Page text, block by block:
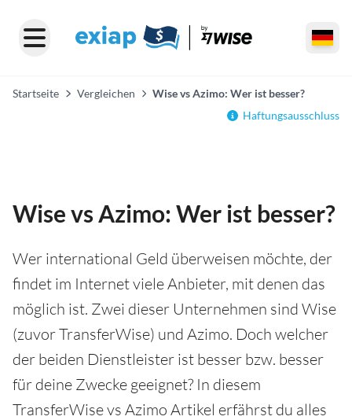
Startseite Vergleichen
Wise vs Azimo: Wer ist besser?
Haftungsausschluss
Wise vs Azimo: Wer ist besser?
Wer international Geld überweisen möchte, der
findet im Internet viele Anbieter, mit denen das
möglich ist. Zwei dieser Unternehmen sind Wise
(zuvor TransferWise) und Azimo. Doch welcher
der beiden Dienstleister ist besser bzw. besser
für deine Zwecke geeignet? In diesem
TransferWise vs Azimo Artikel erfährst du alles